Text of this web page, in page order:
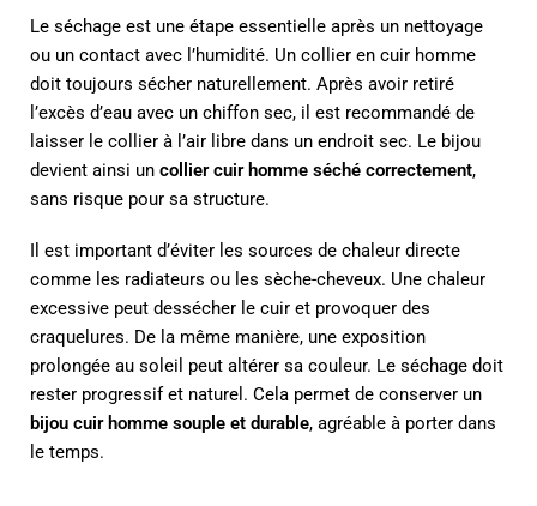
Le séchage est une étape essentielle après un nettoyage
ou un contact avec l’humidité. Un collier en cuir homme
doit toujours sécher naturellement. Après avoir retiré
l’excès d’eau avec un chiffon sec, il est recommandé de
laisser le collier à l’air libre dans un endroit sec. Le bijou
devient ainsi un collier cuir homme séché correctement,
sans risque pour sa structure.
Il est important d’éviter les sources de chaleur directe
comme les radiateurs ou les sèche-cheveux. Une chaleur
excessive peut dessécher le cuir et provoquer des
craquelures. De la même manière, une exposition
prolongée au soleil peut altérer sa couleur. Le séchage doit
rester progressif et naturel. Cela permet de conserver un
bijou cuir homme souple et durable, agréable à porter dans
le temps.